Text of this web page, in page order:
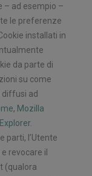
– ad esempio –
le preferenze
installati in
da parte di
su come
diffusi ad
, Mozilla
.
parti, l’Utente
revocare il
(qualora